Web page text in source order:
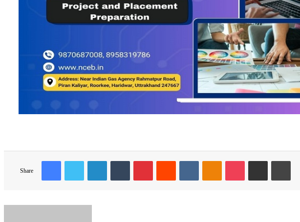
Share
FacebookTwitter LinkedInTumblr PinterestReddit VKontakteOdnoklassniki
Pocket Share via Email Print